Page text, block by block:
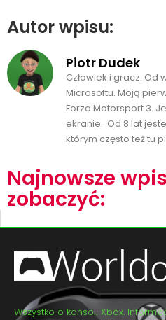
Autor wpisu:
Piotr Dudek
Człowiek i gracz. Od
Microsoftu. Moją
Forza Motorsport 3.
ekranie. Od 8 lat
którym często też tu
Najnowsze
zobaczyć:
Wszystko o konsoli Xbox.